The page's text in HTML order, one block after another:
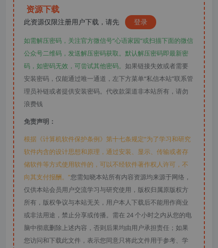
资源下载
此资源仅限注册用户下载，请先 登录
如需解压密码，关注官方微信号“心语家园“或扫描下面的微信
公众号二维码，发送解压密码获取。默认解压密码即最新密
码，如密码无效，可尝试其他密码。 如果链接失效或者需要
安装密码，仅能通过唯一通道，左下方菜单“私信本站”联系管
理员补链或者提供安装密码。代收款渠道非本站所有，请勿
浪费钱
免责声明：
根据《计算机软件保护条例》第十七条规定“为了学习和研究
软件内含的设计思想和原理，通过安装、显示、传输或者存
储软件等方式使用软件的，可以不经软件著作权人许可，不
向其支付报酬。”您需知晓本站所有内容资源均来源于网络，
仅供本站会员用户交流学习与研究使用，版权归属原版权方
所有，版权争议与本站无关，用户本人下载后不能用作商业
或非法用途，禁止分享或传播。需在 24 个小时之内从您的电
脑中彻底删除上述内容，否则后果均由用户承担责任；如果
您访问和下载此文件，表示您同意只将此文件用于参考、学